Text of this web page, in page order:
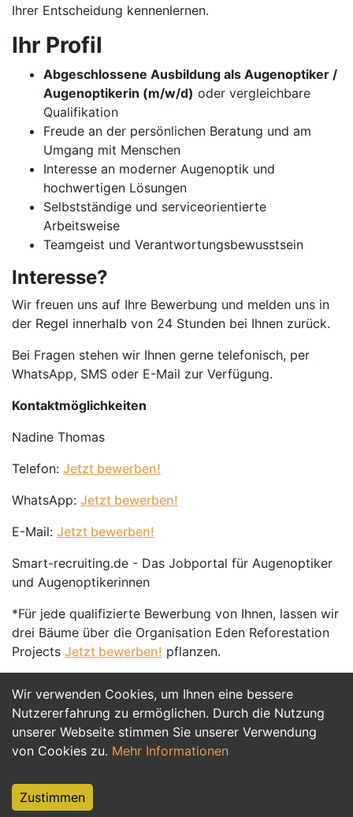
Wir verwenden Cookies, um Ihnen eine bessere
Nutzererfahrung zu ermöglichen. Durch die Nutzung
unserer Webseite stimmen Sie unserer Verwendung
von Cookies zu. Mehr Informationen
Zustimmen
Ihrer Entscheidung kennenlernen.
Ihr Profil
Abgeschlossene Ausbildung als Augenoptiker /
Augenoptikerin (m/w/d) oder vergleichbare
Qualifikation
Freude an der persönlichen Beratung und am
Umgang mit Menschen
Interesse an moderner Augenoptik und
hochwertigen Lösungen
Selbstständige und serviceorientierte
Arbeitsweise
Teamgeist und Verantwortungsbewusstsein
Interesse?
Wir freuen uns auf Ihre Bewerbung und melden uns in
der Regel innerhalb von 24 Stunden bei Ihnen zurück.
Bei Fragen stehen wir Ihnen gerne telefonisch, per
WhatsApp, SMS oder E-Mail zur Verfügung.
Kontaktmöglichkeiten
Nadine Thomas
Telefon: Jetzt bewerben!
WhatsApp: Jetzt bewerben!
E-Mail: Jetzt bewerben!
Smart-recruiting.de - Das Jobportal für Augenoptiker
und Augenoptikerinnen
*Für jede qualifizierte Bewerbung von Ihnen, lassen wir
drei Bäume über die Organisation Eden Reforestation
Projects Jetzt bewerben! pflanzen.
Jetzt Bewerben